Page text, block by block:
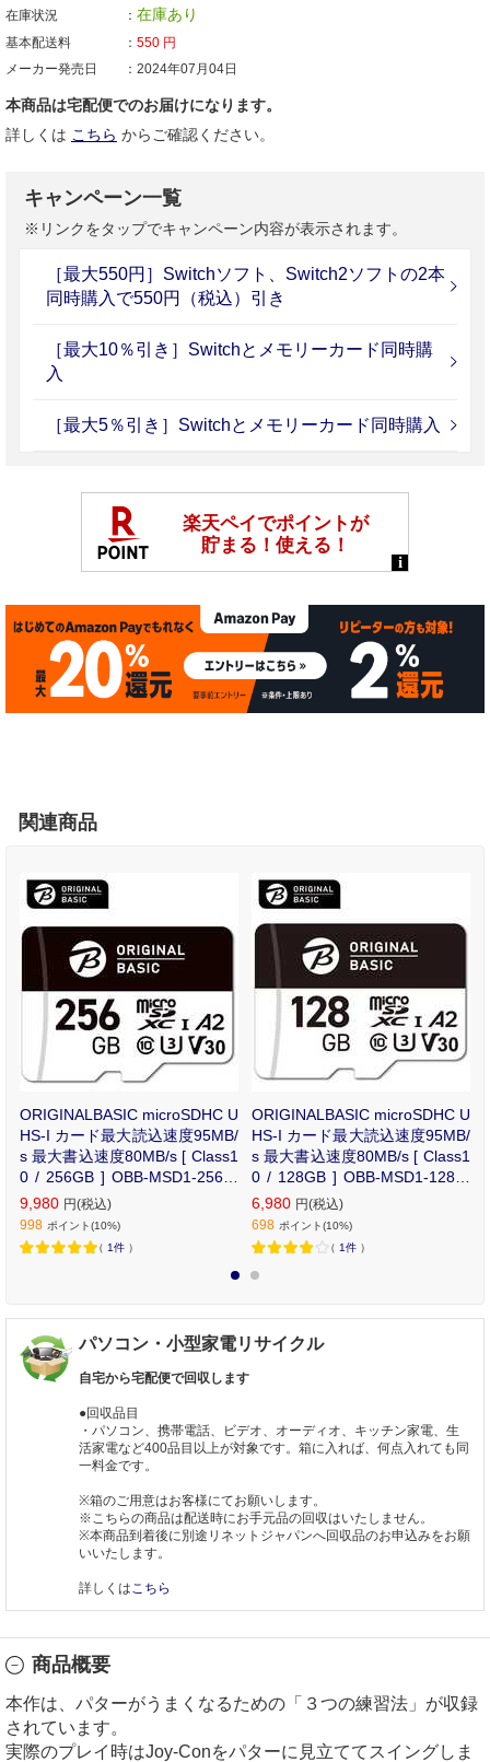
在庫状況
在庫あり
基本配送料 550 円
メーカー発売日
2024年07月04日
本商品は宅配便でのお届けになります。
詳しくは こちら からご確認ください。
キャンペーン一覧
※リンクをタップでキャンペーン内容が表示されます。
［最大550円］Switchソフト、Switch2ソフトの2本
同時購入で550円（税込）引き
［最大10％引き］Switchとメモリーカード同時購
入
［最大5％引き］Switchとメモリーカード同時購入
関連商品
ORIGINALBASIC microSDHC U
HS-I カード最大読込速度95MB/
s 最大書込速度80MB/s [ Class1
0 / 256GB ] OBB-MSD1-256-B
K
9,980 円(税込)
998 ポイント(10%)
（ 1件 ）
ORIGINALBASIC microSDHC U
HS-I カード最大読込速度95MB/
s 最大書込速度80MB/s [ Class1
0 / 128GB ] OBB-MSD1-128-B
K
6,980 円(税込)
698 ポイント(10%)
（ 1件 ）
パソコン・小型家電リサイクル
自宅から宅配便で回収します
●回収品目
・パソコン、携帯電話、ビデオ、オーディオ、キッチン家電、生
活家電など400品目以上が対象です。箱に入れば、何点入れても同
一料金です。
※箱のご用意はお客様にてお願いします。
※こちらの商品は配送時にお手元品の回収はいたしません。
※本商品到着後に別途リネットジャパンへ回収品のお申込みをお願
いいたします。
詳しくは こちら
商品概要
本作は、パターがうまくなるための「３つの練習法」が収録
されています。
実際のプレイ時はJoy-Conをパターに見立ててスイングしま